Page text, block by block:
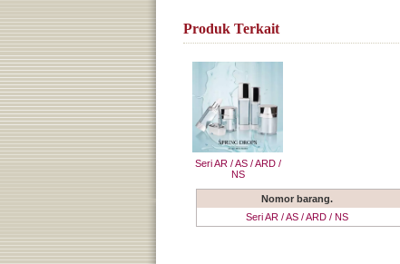
Produk Terkait
Seri AR / AS / ARD /
NS
Nomor barang.
Seri AR / AS / ARD / NS